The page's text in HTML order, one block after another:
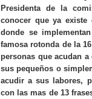
Presidenta de la
conocer que ya
donde se
famosa rotonda de la
personas que acudan
sus pequeños o
acudir a sus labores,
con las mas de 13